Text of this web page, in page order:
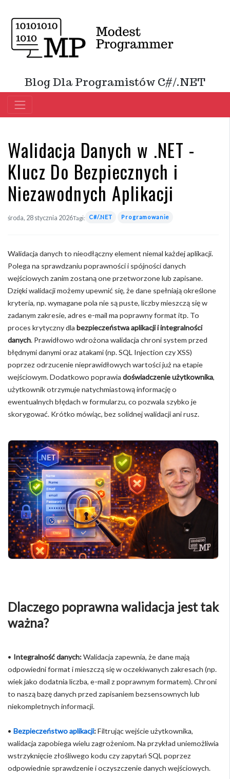
Blog Dla Programistów C#/.NET
Walidacja Danych w .NET -
Klucz Do Bezpiecznych i
Niezawodnych Aplikacji
środa, 28 stycznia 2026Tagi: C#/.NET Programowanie
Walidacja danych to nieodłączny element niemal każdej aplikacji.
Polega na sprawdzaniu poprawności i spójności danych
wejściowych zanim zostaną one przetworzone lub zapisane.
Dzięki walidacji możemy upewnić się, że dane spełniają określone
kryteria, np. wymagane pola nie są puste, liczby mieszczą się w
zadanym zakresie, adres e-mail ma poprawny format itp. To
proces krytyczny dla bezpieczeństwa aplikacji i integralności
danych. Prawidłowo wdrożona walidacja chroni system przed
błędnymi danymi oraz atakami (np. SQL Injection czy XSS)
poprzez odrzucenie nieprawidłowych wartości już na etapie
wejściowym. Dodatkowo poprawia doświadczenie użytkownika,
użytkownik otrzymuje natychmiastową informację o
ewentualnych błędach w formularzu, co pozwala szybko je
skorygować. Krótko mówiąc, bez solidnej walidacji ani rusz.
Dlaczego poprawna walidacja jest tak
ważna?
• Integralność danych:Walidacja zapewnia, że dane mają
odpowiedni format i mieszczą się w oczekiwanych zakresach (np.
wiek jako dodatnia liczba, e-mail z poprawnym formatem). Chroni
to naszą bazę danych przed zapisaniem bezsensownych lub
niekompletnych informacji.
• Bezpieczeństwo aplikacji:Filtrując wejście użytkownika,
walidacja zapobiega wielu zagrożeniom. Na przykład uniemożliwia
wstrzyknięcie złośliwego kodu czy zapytań SQL poprzez
odpowiednie sprawdzenie i oczyszczenie danych wejściowych.